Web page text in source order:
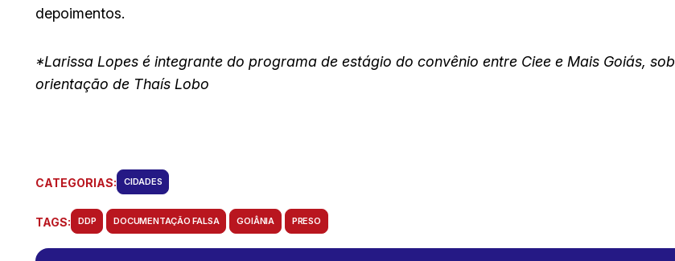
depoimentos.
*Larissa Lopes é integrante do programa de estágio do convênio entre Ciee e Mais Goiás, sob
orientação de Thaís Lobo
CATEGORIAS: CIDADES
TAGS: DDP DOCUMENTAÇÃO FALSA GOIÂNIA PRESO